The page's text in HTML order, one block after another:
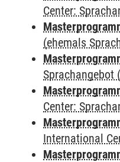
Center:
(ehemals
Sprachangebot
Center:
International